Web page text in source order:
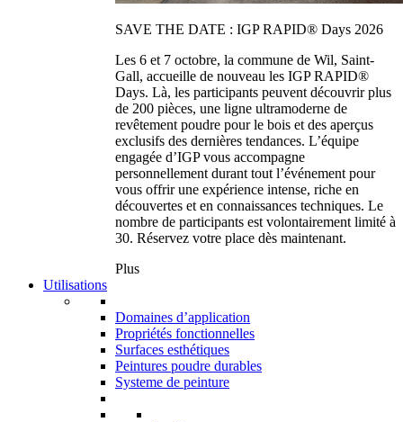
SAVE THE DATE : IGP RAPID® Days 2026
Les 6 et 7 octobre, la commune de Wil, Saint-
Gall, accueille de nouveau les IGP RAPID®
Days. Là, les participants peuvent découvrir plus
de 200 pièces, une ligne ultramoderne de
revêtement poudre pour le bois et des aperçus
exclusifs des dernières tendances. L’équipe
engagée d’IGP vous accompagne
personnellement durant tout l’événement pour
vous offrir une expérience intense, riche en
découvertes et en connaissances techniques. Le
nombre de participants est volontairement limité à
30. Réservez votre place dès maintenant.
Plus
Utilisations
Domaines d’application
Propriétés fonctionnelles
Surfaces esthétiques
Peintures poudre durables
Systeme de peinture